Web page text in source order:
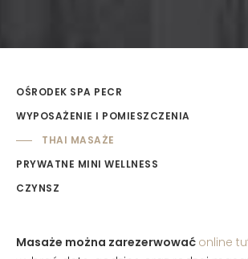
OŚRODEK SPA PECR
WYPOSAŻENIE I POMIESZCZENIA
THAI MASAŻE
PRYWATNE MINI WELLNESS
CZYNSZ
Masaże można zarezerwować online